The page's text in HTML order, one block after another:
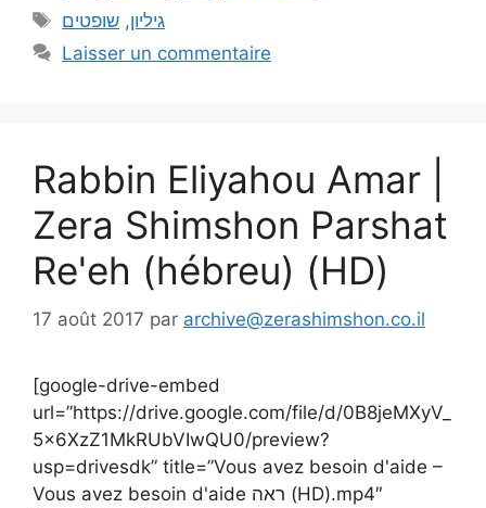
גיליון, שופטים
Laisser un commentaire
Rabbin Eliyahou Amar |
Zera Shimshon Parshat
Re'eh (hébreu) (HD)
17 août 2017 par archive@zerashimshon.co.il
[google-drive-embed
url=”https://drive.google.com/file/d/0B8jeMXyV_
5x6XzZ1MkRUbVIwQU0/preview?
usp=drivesdk” title=”Vous avez besoin d'aide –
Vous avez besoin d'aide ראה (HD).mp4″